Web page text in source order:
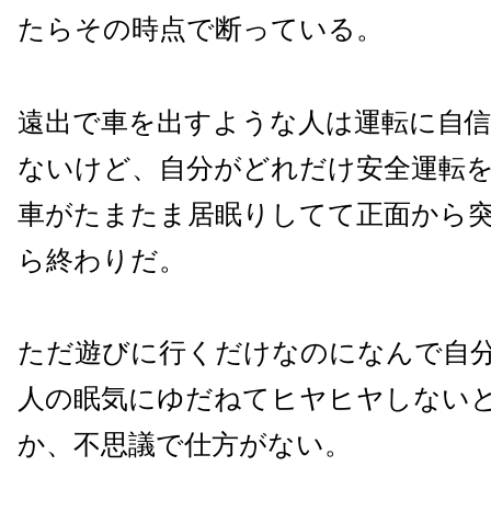
たらその時点で断っている。
遠出で車を出すような人は運転に自
ないけど、自分がどれだけ安全運転
車がたまたま居眠りしてて正面から
ら終わりだ。
ただ遊びに行くだけなのになんで自
人の眠気にゆだねてヒヤヒヤしない
か、不思議で仕方がない。